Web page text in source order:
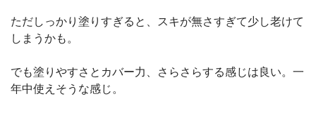
ただしっかり塗りすぎると、スキが無さすぎて少し老けて
しまうかも。
でも塗りやすさとカバー力、さらさらする感じは良い。一
年中使えそうな感じ。